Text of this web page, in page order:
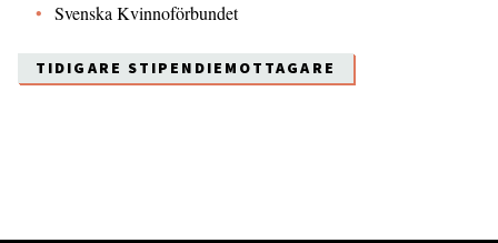
Svenska Kvinnoförbundet
TIDIGARE STIPENDIEMOTTAGARE